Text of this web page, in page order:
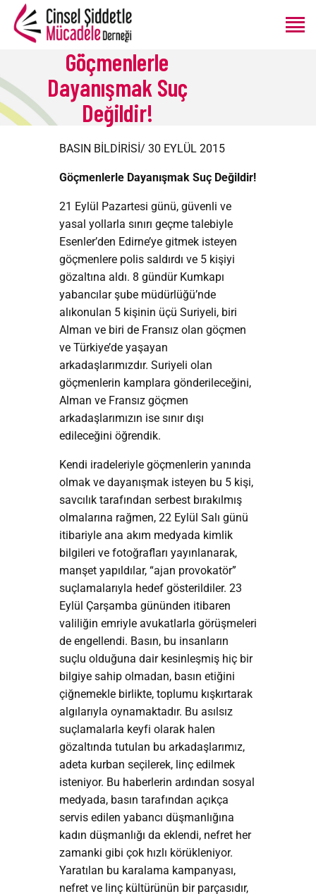
Göçmenlerle
Dayanışmak Suç
Değildir!
ANASAYFA
HAKKIMIZDA
ÜRETIMLER
BLOG
BAĞIŞ
BASIN BİLDİRİSİ/ 30 EYLÜL 2015
Göçmenlerle Dayanışmak Suç Değildir!
21 Eylül Pazartesi günü, güvenli ve
yasal yollarla sınırı geçme talebiyle
Esenler’den Edirne’ye gitmek isteyen
göçmenlere polis saldırdı ve 5 kişiyi
gözaltına aldı. 8 gündür Kumkapı
yabancılar şube müdürlüğü’nde
alıkonulan 5 kişinin üçü Suriyeli, biri
Alman ve biri de Fransız olan göçmen
ve Türkiye’de yaşayan
arkadaşlarımızdır. Suriyeli olan
göçmenlerin kamplara gönderileceğini,
Alman ve Fransız göçmen
arkadaşlarımızın ise sınır dışı
edileceğini öğrendik.
Kendi iradeleriyle göçmenlerin yanında
olmak ve dayanışmak isteyen bu 5 kişi,
savcılık tarafından serbest bırakılmış
olmalarına rağmen, 22 Eylül Salı günü
itibariyle ana akım medyada kimlik
bilgileri ve fotoğrafları yayınlanarak,
manşet yapıldılar, “ajan provokatör”
suçlamalarıyla hedef gösterildiler. 23
Eylül Çarşamba gününden itibaren
valiliğin emriyle avukatlarla görüşmeleri
de engellendi. Basın, bu insanların
suçlu olduğuna dair kesinleşmiş hiç bir
bilgiye sahip olmadan, basın etiğini
çiğnemekle birlikte, toplumu kışkırtarak
algılarıyla oynamaktadır. Bu asılsız
suçlamalarla keyfi olarak halen
gözaltında tutulan bu arkadaşlarımız,
adeta kurban seçilerek, linç edilmek
isteniyor. Bu haberlerin ardından sosyal
medyada, basın tarafından açıkça
servis edilen yabancı düşmanlığına
kadın düşmanlığı da eklendi, nefret her
zamanki gibi çok hızlı körükleniyor.
Yaratılan bu karalama kampanyası,
nefret ve linç kültürünün bir parçasıdır,